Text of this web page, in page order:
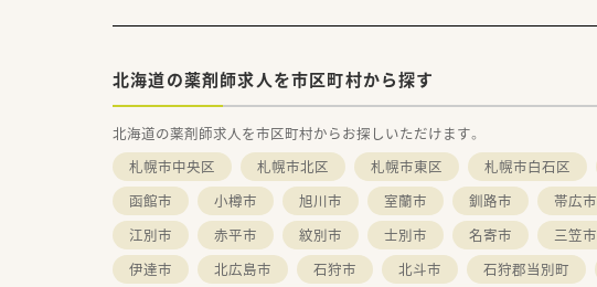
北海道の薬剤師求人を市区町村から探す
北海道の薬剤師求人を市区町村からお探しいただけます。
札幌市中央区
札幌市北区 札幌市東区 札幌市白石区
函館市
小樽市 旭川市 室蘭市 釧路市 帯広市
江別市
赤平市 紋別市 士別市 名寄市 三笠市
伊達市
北広島市 石狩市 北斗市 石狩郡当別町